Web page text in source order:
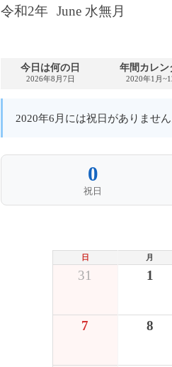
令和2年 June 水無月
今日は何の日
2026年8月7日
年間カレン
2020年1月
2020年6月には祝日がありませ
0
祝日
日 月
31 1
7 8